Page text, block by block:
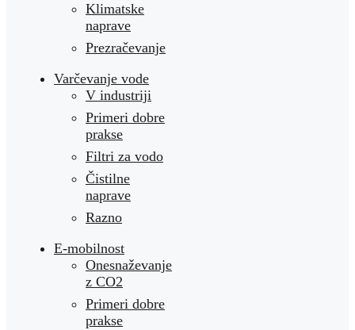
Klimatske
naprave
Prezračevanje
Varčevanje vode
V industriji
Primeri dobre
prakse
Filtri za vodo
Čistilne
naprave
Razno
E-mobilnost
Onesnaževanje
z CO2
Primeri dobre
prakse